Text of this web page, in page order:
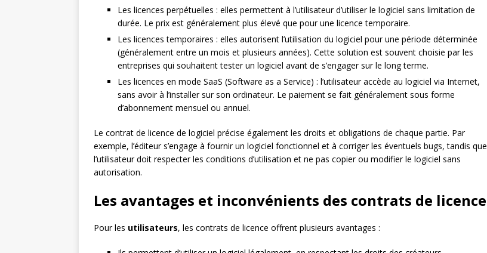
Les licences perpétuelles : elles permettent à l’utilisateur d’utiliser le logiciel sans limitation de
durée. Le prix est généralement plus élevé que pour une licence temporaire.
Les licences temporaires : elles autorisent l’utilisation du logiciel pour une période déterminée
(généralement entre un mois et plusieurs années). Cette solution est souvent choisie par les
entreprises qui souhaitent tester un logiciel avant de s’engager sur le long terme.
Les licences en mode SaaS (Software as a Service) : l’utilisateur accède au logiciel via Internet,
sans avoir à l’installer sur son ordinateur. Le paiement se fait généralement sous forme
d’abonnement mensuel ou annuel.
Le contrat de licence de logiciel précise également les droits et obligations de chaque partie. Par
exemple, l’éditeur s’engage à fournir un logiciel fonctionnel et à corriger les éventuels bugs, tandis que
l’utilisateur doit respecter les conditions d’utilisation et ne pas copier ou modifier le logiciel sans
autorisation.
Les avantages et inconvénients des contrats de licence
Pour les utilisateurs, les contrats de licence offrent plusieurs avantages :